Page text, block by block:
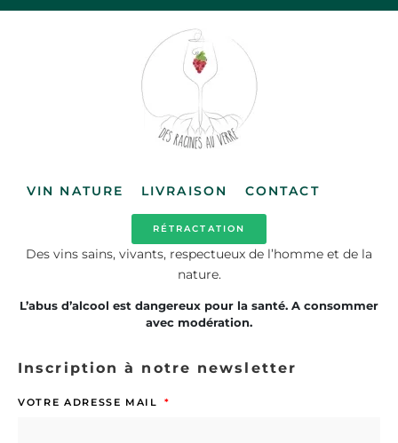
VIN NATURE LIVRAISON CONTACT
RÉTRACTATION
Des vins sains, vivants, respectueux de l’homme et de la
nature.
L’abus d’alcool est dangereux pour la santé. A consommer
avec modération.
Inscription à notre newsletter
VOTRE ADRESSE MAIL